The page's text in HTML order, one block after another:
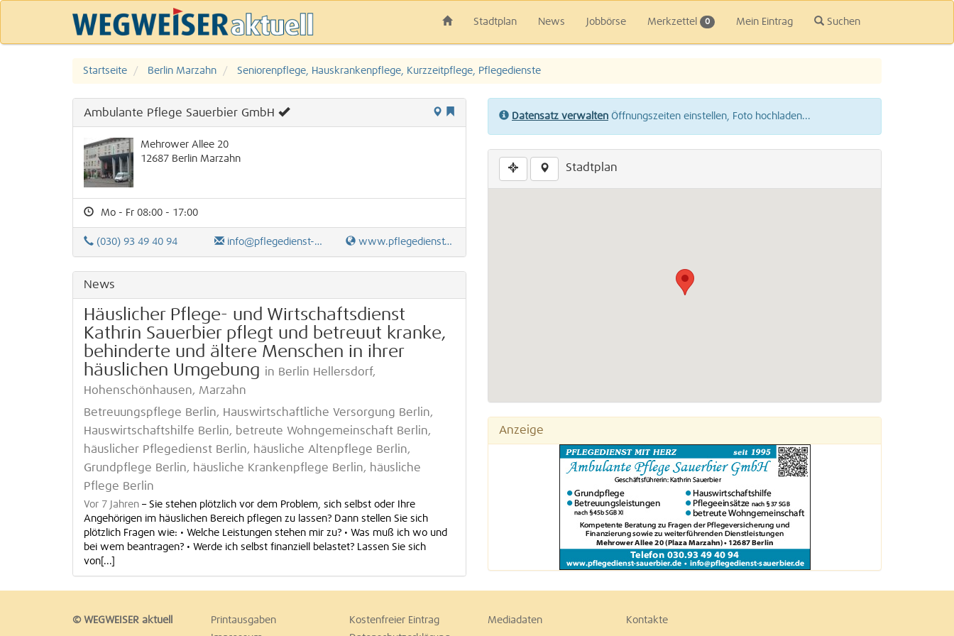
Stadtplan News Jobbörse Merkzettel 0 Mein Eintrag Suchen
Startseite Berlin Marzahn Seniorenpflege, Hauskrankenpflege, Kurzzeitpflege, Pflegedienste
Ambulante Pflege Sauerbier GmbH
Mehrower Allee 20
12687 Berlin Marzahn
Mo - Fr 08:00 - 17:00
(030) 93 49 40 94 info@pflegedienst-sauerbier.de www.pflegedienst-sauerbier.de
News
Häuslicher Pflege- und Wirtschaftsdienst
Kathrin Sauerbier pflegt und betreuut kranke,
behinderte und ältere Menschen in ihrer
häuslichen Umgebung in Berlin Hellersdorf,
Hohenschönhausen, Marzahn
Betreuungspflege Berlin, Hauswirtschaftliche Versorgung Berlin,
Hauswirtschaftshilfe Berlin, betreute Wohngemeinschaft Berlin,
häuslicher Pflegedienst Berlin, häusliche Altenpflege Berlin,
Grundpflege Berlin, häusliche Krankenpflege Berlin, häusliche
Pflege Berlin
Vor 7 Jahren – Sie stehen plötzlich vor dem Problem, sich selbst oder Ihre
Angehörigen im häuslichen Bereich pflegen zu lassen? Dann stellen Sie sich
plötzlich Fragen wie: • Welche Leistungen stehen mir zu? • Was muß ich wo und
bei wem beantragen? • Werde ich selbst finanziell belastet? Lassen Sie sich
von[...]
Datensatz verwalten Öffnungszeiten einstellen, Foto hochladen...
Stadtplan
Anzeige
© WEGWEISER aktuell Printausgaben Kostenfreier Eintrag Mediadaten
Kontakte